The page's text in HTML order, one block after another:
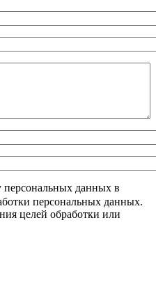
персональных данных в
персональных данных.
целей обработки или